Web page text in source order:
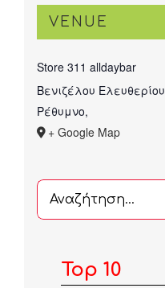
VENUE
Store 311 alldaybar
Βενιζέλου Ελευθερίου
Ρέθυμνο,
+ Google Map
Αναζήτηση
...
Top 10